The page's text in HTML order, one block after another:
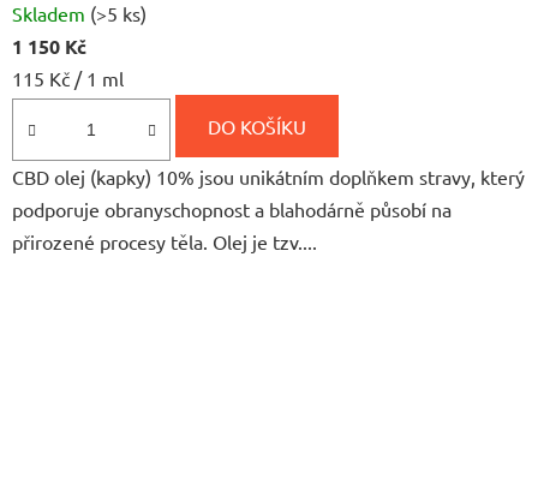
hodnocení
produktu
je
5,0
z
5
hvězdiček.
Skladem (>5 ks)
1 150 Kč
Měrná
115 Kč / 1 ml
DO KOŠÍKU
CBD olej (kapky) 10% jsou unikátním doplňkem stravy, který
podporuje obranyschopnost a blahodárně působí na
přirozené procesy těla. Olej je tzv....